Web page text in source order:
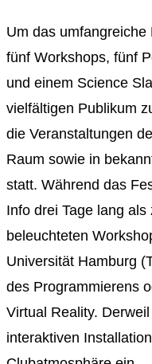
Um das
fünf Workshops, fünf
und einem Science
vielfältigen Publikum
die Veranstaltungen
Raum sowie in
statt. Während das
Info drei Tage lang
beleuchteten
Universität Hamburg
des Programmierens
Virtual Reality.
interaktiven